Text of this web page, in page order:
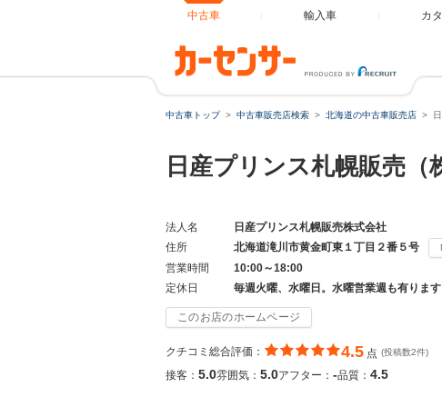
中古車 輸入車 カ
中古車トップ 中古車販売店検索 北海道の中古車販売店
日産プリンス札幌販売
法人名
日産プリンス札幌販売株式会社
住所
北海道滝川市黄金町東１丁目２番５号
営業時間
10:00～18:00
定休日
毎週火曜、水曜日。水曜営業週も有ります
このお店のホームページ
クチコミ総合評価： 4.5 点 (投稿数2件)
接客： 5.0雰囲気： 5.0アフター： -品質： 4.5